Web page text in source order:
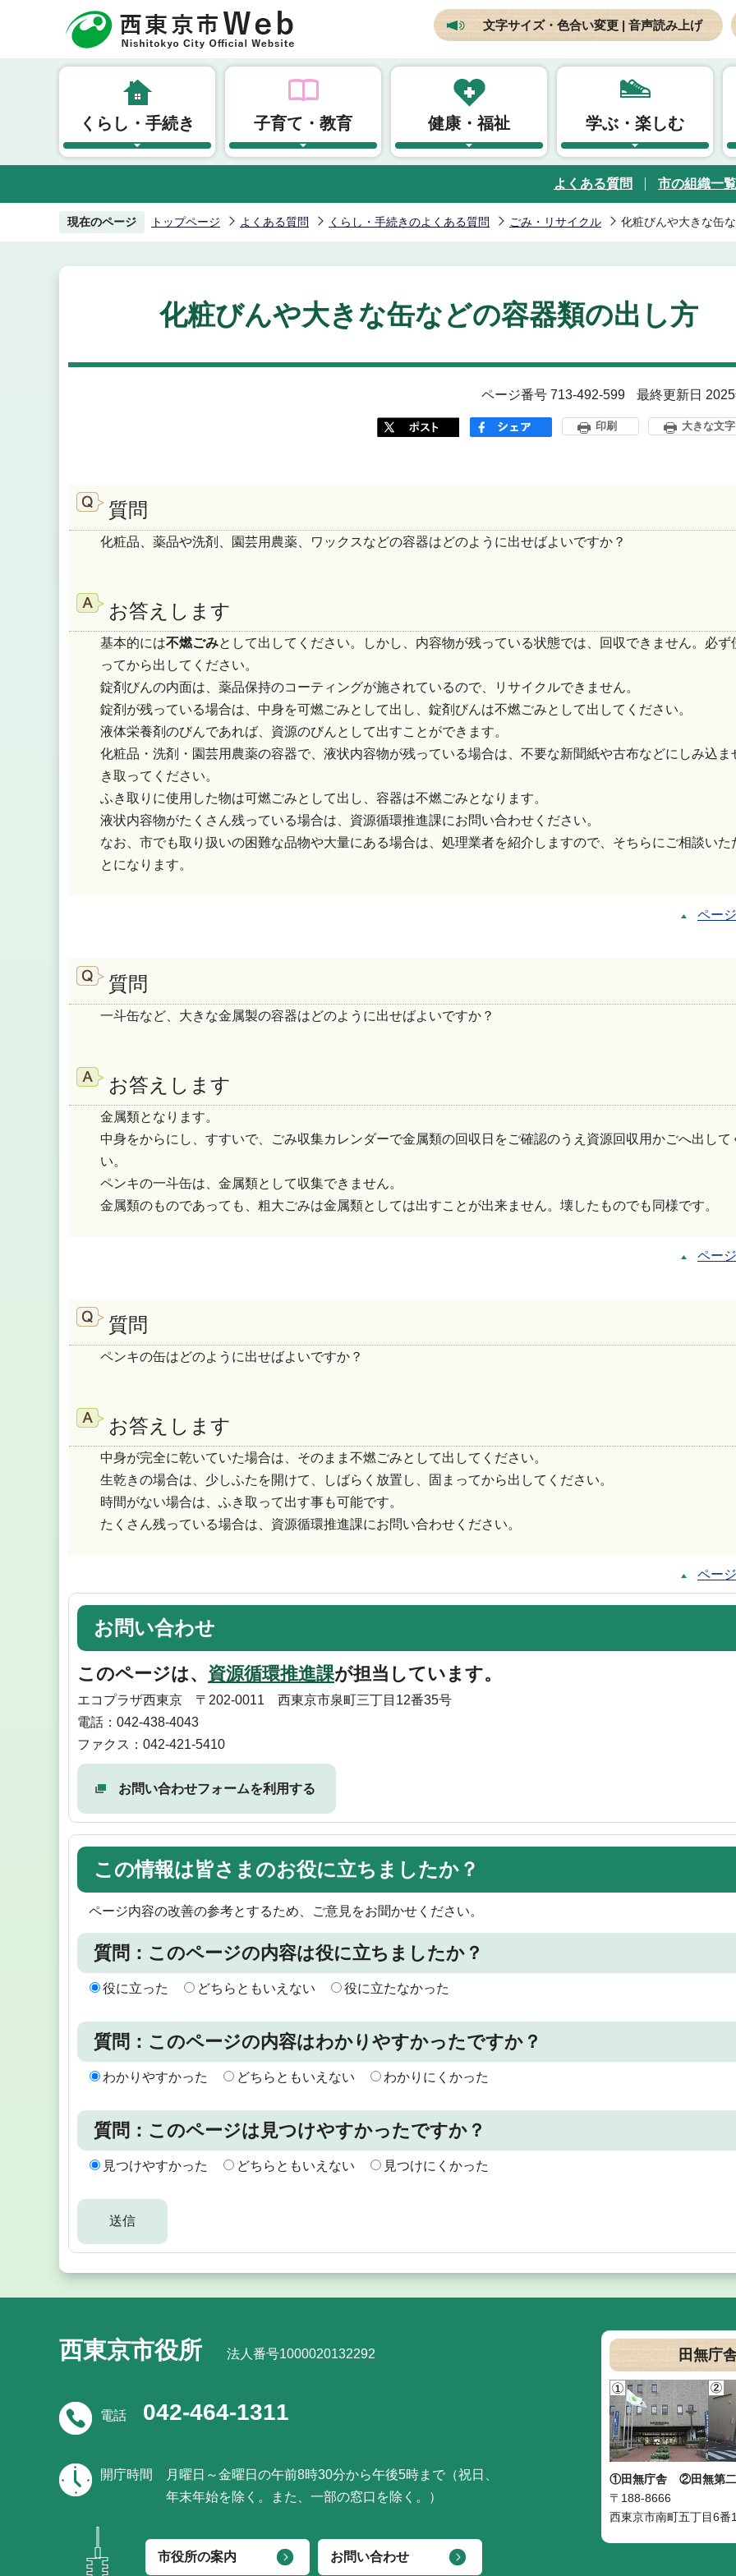
頭
文字サイズ・色合い変更 | 音声読み上げ
くらし・手続き 子育て・教育 健康・福祉 学ぶ・楽しむ
よくある質問 市の組織一覧
現在のページ トップページ よくある質問 くらし・手続きのよくある質問 ごみ・リサイクル 化粧びんや大きな缶
化粧びんや大きな缶などの容器類の出し方
ページ番号 713-492-599 最終更新日
印刷 大きな文
質問
化粧品、薬品や洗剤、園芸用農薬、ワックスなどの容器はどのように出せばよいですか？
お答えします
基本的には不燃ごみとして出してください。しかし、内容物が残っている状態では、回収できません。必ず
ってから出してください。
錠剤びんの内面は、薬品保持のコーティングが施されているので、リサイクルできません。
錠剤が残っている場合は、中身を可燃ごみとして出し、錠剤びんは不燃ごみとして出してください。
液体栄養剤のびんであれば、資源のびんとして出すことができます。
化粧品・洗剤・園芸用農薬の容器で、液状内容物が残っている場合は、不要な新聞紙や古布などにしみ込ま
き取ってください。
ふき取りに使用した物は可燃ごみとして出し、容器は不燃ごみとなります。
液状内容物がたくさん残っている場合は、資源循環推進課にお問い合わせください。
なお、市でも取り扱いの困難な品物や大量にある場合は、処理業者を紹介しますので、そちらにご相談いた
とになります。
ペー
質問
一斗缶など、大きな金属製の容器はどのように出せばよいですか？
お答えします
金属類となります。
中身をからにし、すすいで、ごみ収集カレンダーで金属類の回収日をご確認のうえ資源回収用かごへ出して
い。
ペンキの一斗缶は、金属類として収集できません。
金属類のものであっても、粗大ごみは金属類としては出すことが出来ません。壊したものでも同様です。
ペー
質問
ペンキの缶はどのように出せばよいですか？
お答えします
中身が完全に乾いていた場合は、そのまま不燃ごみとして出してください。
生乾きの場合は、少しふたを開けて、しばらく放置し、固まってから出してください。
時間がない場合は、ふき取って出す事も可能です。
たくさん残っている場合は、資源循環推進課にお問い合わせください。
ペー
お問い合わせ
このページは、 資源循環推進課が担当しています。
エコプラザ西東京 〒202-0011 西東京市泉町三丁目12番35号
電話：042-438-4043
ファクス：042-421-5410
お問い合わせフォームを利用する
この情報は皆さまのお役に立ちましたか？
ページ内容の改善の参考とするため、ご意見をお聞かせください。
質問：このページの内容は役に立ちましたか？
役に立った どちらともいえない 役に立たなかった
質問：このページの内容はわかりやすかったですか？
わかりやすかった どちらともいえない わかりにくかった
質問：このページは見つけやすかったですか？
見つけやすかった どちらともいえない 見つけにくかった
西東京市役所 法人番号1000020132292
電話 042-464-1311
開庁時間
月曜日～金曜日の午前8時30分から午後5時まで（祝日、
年末年始を除く。また、一部の窓口を除く。）
市役所の案内 お問い合わせ
田無庁
①田無庁舎
②田無第
〒188-8666
西東京市南町五丁目6番